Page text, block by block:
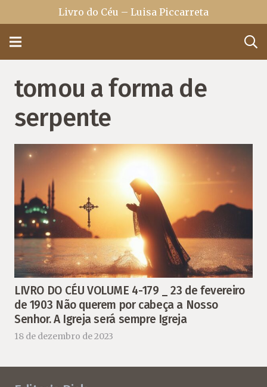
Livro do Céu – Luisa Piccarreta
tomou a forma de
serpente
LIVRO DO CÉU VOLUME 4-179 _ 23 de fevereiro
de 1903 Não querem por cabeça a Nosso
Senhor. A Igreja será sempre Igreja
18 de dezembro de 2023